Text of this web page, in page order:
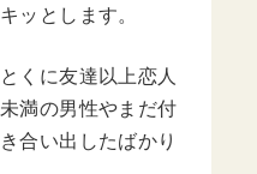
キッとします。
とくに友達以上恋人
未満の男性やまだ付
き合い出したばかり